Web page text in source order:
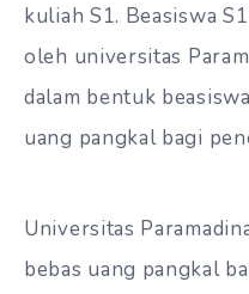
kuliah S1. Beasiswa
oleh universitas
dalam bentuk
uang pangkal bagi
Universitas
bebas uang pangkal